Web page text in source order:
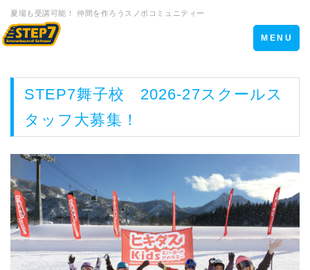
夏場も受講可能！ 仲間を作ろうスノボコミュニティー
Toggle
navigation
MENU
STEP7舞子校 2026-27スクールス
タッフ大募集！